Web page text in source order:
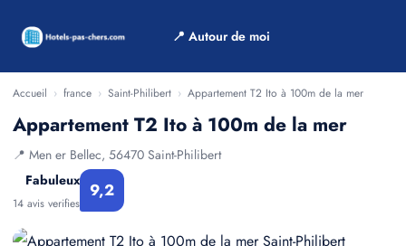
📍 Autour de moi
Accueil › france › Saint-Philibert › Appartement T2 Ito à 100m de la mer
Appartement T2 Ito à 100m de la mer
📍 Men er Bellec, 56470 Saint-Philibert
Fabuleux
14 avis verifies
9,2